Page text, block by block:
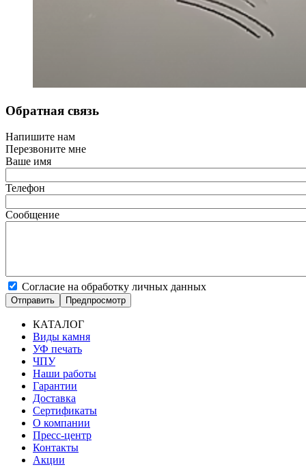
Обратная связь
Напишите нам
Перезвоните мне
Ваше имя
Телефон
Сообщение
Согласие на обработку личных данных
Основная
навигация
КАТАЛОГ
Виды камня
УФ печать
ЧПУ
Наши работы
Гарантии
Доставка
Сертификаты
О компании
Пресс-центр
Контакты
Акции